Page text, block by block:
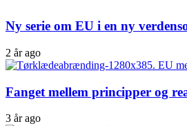
Ny serie om EU i en ny
2 år ago
Fanget mellem principper og
3 år ago